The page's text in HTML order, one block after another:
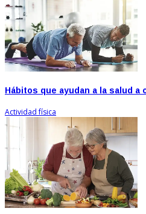
Hábitos que ayudan a la salud a
Actividad física